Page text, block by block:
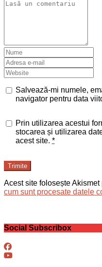
Salvează-mi numele,
navigator pentru data
Prin utilizarea acestui
stocarea și utilizarea
acest site. *
Trimite
Acest site folosește
cum sunt procesate datele
Social Subscribox